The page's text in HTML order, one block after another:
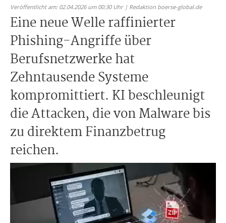
Veröffentlicht am: 02.04.2026 um 00:30 Uhr | Redaktion boerse-global.de
Eine neue Welle raffinierter
Phishing-Angriffe über
Berufsnetzwerke hat
Zehntausende Systeme
kompromittiert. KI beschleunigt
die Attacken, die von Malware bis
zu direktem Finanzbetrug
reichen.